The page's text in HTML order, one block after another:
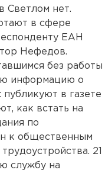
Светлом нет.
в сфере
ЕАН
Нефедов.
без работы
информацию о
публикуют в газете
как встать на
по
к общественным
21
службу на